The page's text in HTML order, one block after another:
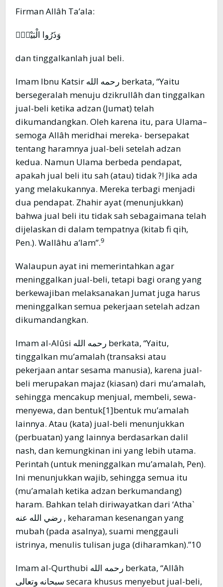
Firman Allâh Ta’ala:
وَذَرُوا الْبَيْعَۗ
dan tinggalkanlah jual beli.
Imam Ibnu Katsir رحمه الله berkata, “Yaitu
bersegeralah menuju dzikrullâh dan tinggalkan
jual-beli ketika adzan (Jumat) telah
dikumandangkan. Oleh karena itu, para Ulama–
semoga Allâh meridhai mereka- bersepakat
tentang haramnya jual-beli setelah adzan
kedua. Namun Ulama berbeda pendapat,
apakah jual beli itu sah (atau) tidak ?! Jika ada
yang melakukannya. Mereka terbagi menjadi
dua pendapat. Zhahir ayat (menunjukkan)
bahwa jual beli itu tidak sah sebagaimana telah
dijelaskan di dalam tempatnya (kitab fi qih,
Pen.). Wallâhu a’lam”.9
Walaupun ayat ini memerintahkan agar
meninggalkan jual-beli, tetapi bagi orang yang
berkewajiban melaksanakan Jumat juga harus
meninggalkan semua pekerjaan setelah adzan
dikumandangkan.
Imam al-Alûsi رحمه الله berkata, “Yaitu,
tinggalkan mu’amalah (transaksi atau
pekerjaan antar sesama manusia), karena jual-
beli merupakan majaz (kiasan) dari mu’amalah,
sehingga mencakup menjual, membeli, sewa-
menyewa, dan bentuk[1]bentuk mu’amalah
lainnya. Atau (kata) jual-beli menunjukkan
(perbuatan) yang lainnya berdasarkan dalil
nash, dan kemungkinan ini yang lebih utama.
Perintah (untuk meninggalkan mu’amalah, Pen).
Ini menunjukkan wajib, sehingga semua itu
(mu’amalah ketika adzan berkumandang)
haram. Bahkan telah diriwayatkan dari ‘Atha`
رضي الله عنه , keharaman kesenangan yang
mubah (pada asalnya), suami menggauli
istrinya, menulis tulisan juga (diharamkan).”10
Imam al-Qurthubi رحمه الله berkata, “Allâh
سبحانه وتعالى secara khusus menyebut jual-beli,